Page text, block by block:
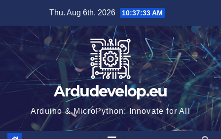
content
Thu. Aug 6th, 2026 10:37:34 AM
Ardudevelop.eu
Arduino & MicroPython: Innovate for All